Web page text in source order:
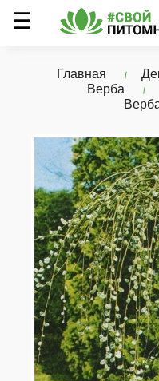
Главная
Верба